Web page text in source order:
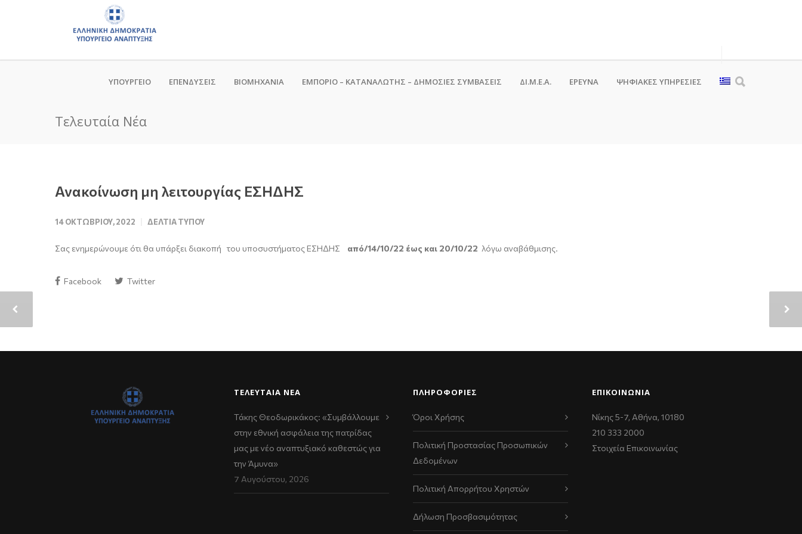
ΥΠΟΥΡΓΕΙΟ ΕΠΕΝΔΥΣΕΙΣ ΒΙΟΜΗΧΑΝΙΑ ΕΜΠΟΡΙΟ – ΚΑΤΑΝΑΛΩΤΗΣ – ΔΗΜΟΣΙΕΣ ΣΥΜΒΑΣΕΙΣ ΔΙ.Μ.Ε.Α. ΕΡΕΥΝΑ ΨΗΦΙΑΚΈΣ ΥΠΗΡΕΣΊΕΣ
Τελευταία Νέα
Ανακοίνωση μη λειτουργίας ΕΣΗΔΗΣ
14 ΟΚΤΩΒΡΊΟΥ, 2022 ΔΕΛΤΊΑ ΤΎΠΟΥ
Σας ενημερώνουμε ότι θα υπάρξει διακοπή του υποσυστήματος ΕΣΗΔΗΣ από/14/10/22 έως και 20/10/22 λόγω αναβάθμισης.
Facebook Twitter
ΤΕΛΕΥΤΑΊΑ ΝΈΑ
Τάκης Θεοδωρικάκος: «Συμβάλλουμε
στην εθνική ασφάλεια της πατρίδας
μας με νέο αναπτυξιακό καθεστώς για
την Άμυνα»
7 Αυγούστου, 2026
ΠΛΗΡΟΦΟΡΙΕΣ
Όροι Χρήσης
Πολιτική Προστασίας Προσωπικών
Δεδομένων
Πολιτική Απορρήτου Χρηστών
Δήλωση Προσβασιμότητας
ΕΠΙΚΟΙΝΩΝΊΑ
Νίκης 5-7, Αθήνα, 10180
210 333 2000
Στοιχεία Επικοινωνίας